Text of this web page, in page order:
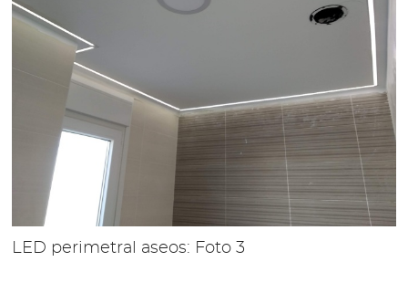
LED perimetral aseos: Foto 3